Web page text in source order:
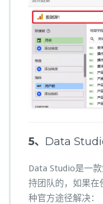
5、 Data
Data Studio是一
持团队的，如果在
种官方途径解决：